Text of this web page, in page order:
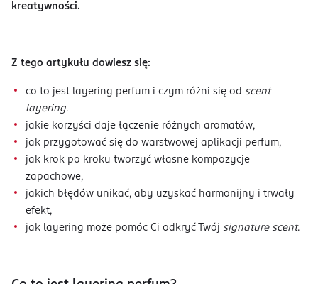
kreatywności.
Z tego artykułu dowiesz się:
co to jest layering perfum i czym różni się od scent
layering.
jakie korzyści daje łączenie różnych aromatów,
jak przygotować się do warstwowej aplikacji perfum,
jak krok po kroku tworzyć własne kompozycje
zapachowe,
jakich błędów unikać, aby uzyskać harmonijny i trwały
efekt,
jak layering może pomóc Ci odkryć Twój signature scent.